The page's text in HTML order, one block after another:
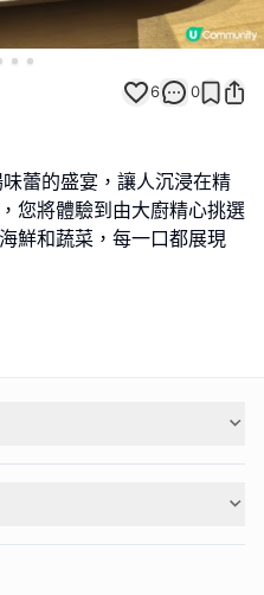
6 0
蕾的盛宴，讓人沉浸在精
您將體驗到由大廚精心挑選
鮮和蔬菜，每一口都展現